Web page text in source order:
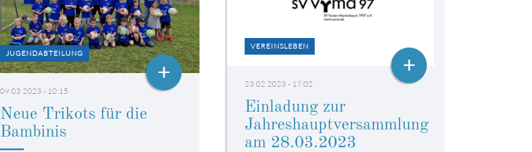
JUGENDABTEILUNG
09 03 2023 - 10:15
Neue Trikots für die
Bambinis
+
VEREINSLEBEN
23 02 2023 - 17:02
Einladung zur
Jahreshauptversammlung
am 28.03.2023
+